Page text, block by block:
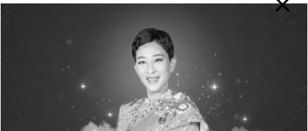
Refinance ดอกเบี้ยคงที่ปีแรกเริ่มต้น 0.99% ต่อปี